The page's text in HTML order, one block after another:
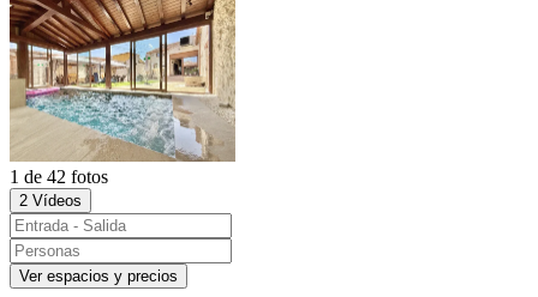
1 de 42 fotos
2 Vídeos
Ver espacios y precios